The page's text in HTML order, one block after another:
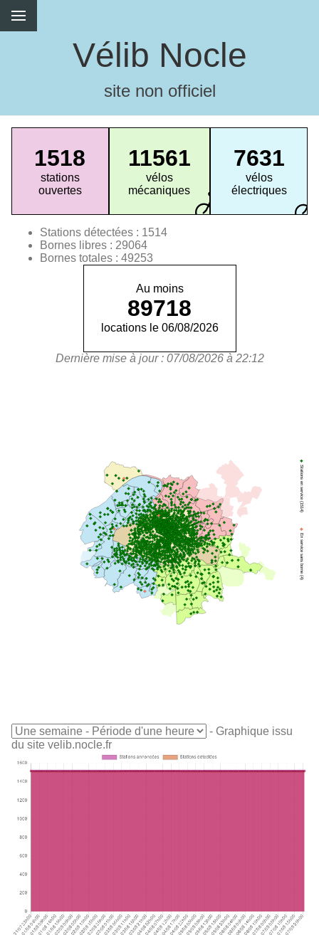
Vélib Nocle
site non officiel
1518
stations
ouvertes
11561
vélos
mécaniques
7631
vélos
électriques
Stations détectées : 1514
Bornes libres : 29064
Bornes totales : 49253
Au moins
89718
locations le 06/08/2026
Dernière mise à jour : 07/08/2026 à 22:12
En service sans borne (4)
Stations en service (1514)
- Graphique issu
du site velib.nocle.fr